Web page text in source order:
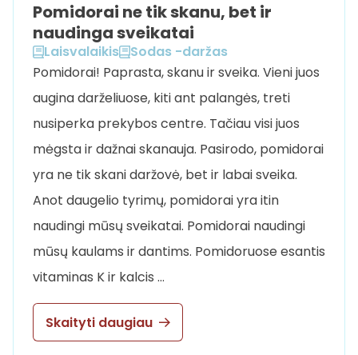
Pomidorai ne tik skanu, bet ir
naudinga sveikatai
Laisvalaikis
Sodas -daržas
Pomidorai! Paprasta, skanu ir sveika. Vieni juos
augina darželiuose, kiti ant palangės, treti
nusiperka prekybos centre. Tačiau visi juos
mėgsta ir dažnai skanauja. Pasirodo, pomidorai
yra ne tik skani daržovė, bet ir labai sveika.
Anot daugelio tyrimų, pomidorai yra itin
naudingi mūsų sveikatai. Pomidorai naudingi
mūsų kaulams ir dantims. Pomidoruose esantis
vitaminas K ir kalcis …
Skaityti daugiau